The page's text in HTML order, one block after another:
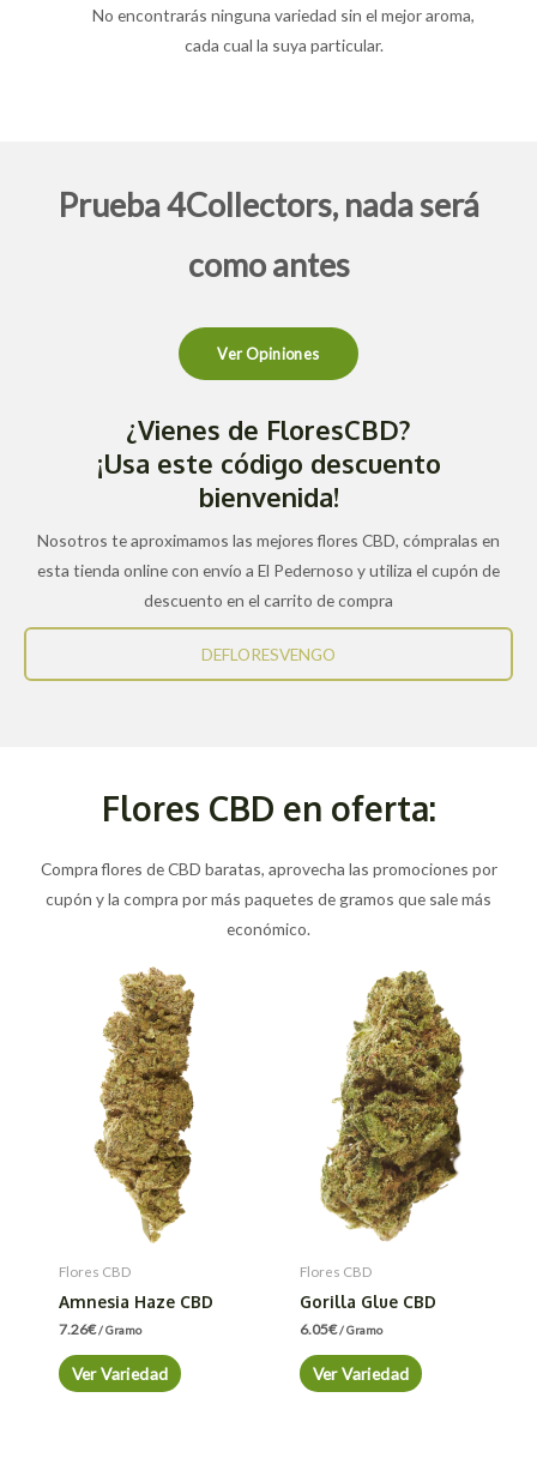
No encontrarás ninguna variedad sin el mejor aroma,
cada cual la suya particular.
Prueba 4Collectors, nada será
como antes
Ver Opiniones
¿Vienes de FloresCBD?
¡Usa este código descuento
bienvenida!
Nosotros te aproximamos las mejores flores CBD, cómpralas en
esta tienda online con envío a El Pedernoso y utiliza el cupón de
descuento en el carrito de compra
DEFLORESVENGO
Flores CBD en oferta:
Compra flores de CBD baratas, aprovecha las promociones por
cupón y la compra por más paquetes de gramos que sale más
económico.
Flores CBD
Amnesia Haze CBD
7.26€/ Gramo
Ver Variedad
Flores CBD
Gorilla Glue CBD
6.05€/ Gramo
Ver Variedad